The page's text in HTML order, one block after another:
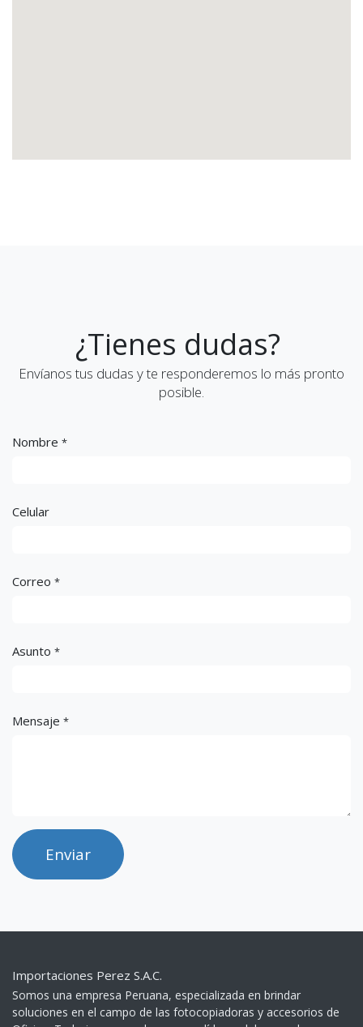
¿Tienes dudas?
Envíanos tus dudas y te responderemos lo más pronto
posible.
Nombre *
Celular
Correo *
Asunto *
Mensaje *
Enviar
Importaciones Perez S.A.C.
Somos una empresa Peruana, especializada en brindar
soluciones en el campo de las fotocopiadoras y accesorios de